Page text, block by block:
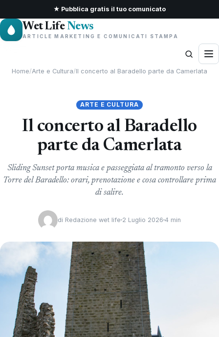
★ Pubblica gratis il tuo comunicato
Wet Life News
ARTICLE MARKETING E COMUNICATI STAMPA
Home/Arte e Cultura/Il concerto al Baradello parte da Camerlata
ARTE E CULTURA
Il concerto al Baradello
parte da Camerlata
Sliding Sunset porta musica e passeggiata al tramonto verso la
Torre del Baradello: orari, prenotazione e cosa controllare prima
di salire.
di Redazione wet life 2 Luglio 2026 4 min